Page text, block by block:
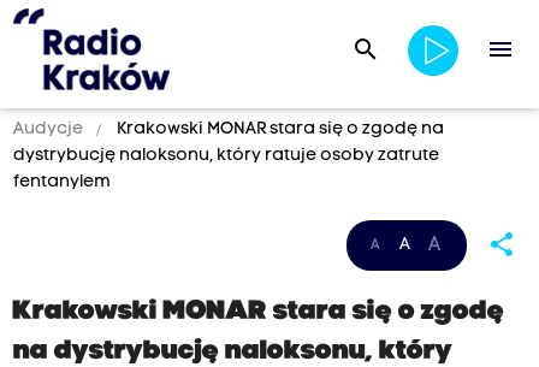
search menu
Audycje
Krakowski MONAR stara się o zgodę na
dystrybucję naloksonu, który ratuje osoby zatrute
fentanylem
A A A share
Krakowski MONAR stara się o zgodę
na dystrybucję naloksonu, który